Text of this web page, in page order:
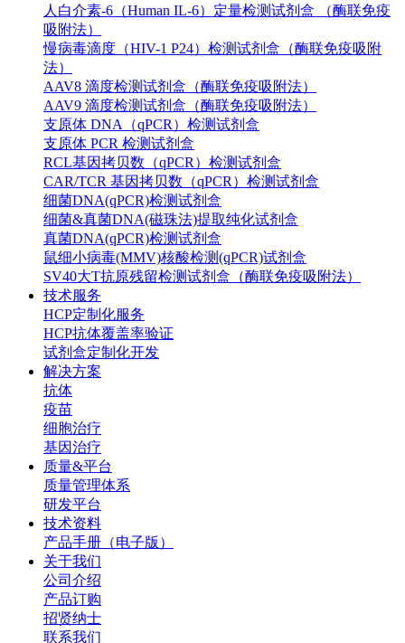
人白介素-6（Human IL-6）定量检测试剂盒 （酶联免疫
吸附法）
慢病毒滴度（HIV-1 P24）检测试剂盒（酶联免疫吸附
法）
AAV8 滴度检测试剂盒（酶联免疫吸附法）
AAV9 滴度检测试剂盒（酶联免疫吸附法）
支原体 DNA（qPCR）检测试剂盒
支原体 PCR 检测试剂盒
RCL基因拷贝数（qPCR）检测试剂盒
CAR/TCR 基因拷贝数（qPCR）检测试剂盒
细菌DNA(qPCR)检测试剂盒
细菌&真菌DNA(磁珠法)提取纯化试剂盒
真菌DNA(qPCR)检测试剂盒
鼠细小病毒(MMV)核酸检测(qPCR)试剂盒
SV40大T抗原残留检测试剂盒（酶联免疫吸附法）
技术服务
HCP定制化服务
HCP抗体覆盖率验证
试剂盒定制化开发
解决方案
抗体
疫苗
细胞治疗
基因治疗
质量&平台
质量管理体系
研发平台
技术资料
产品手册（电子版）
关于我们
公司介绍
产品订购
招贤纳士
联系我们